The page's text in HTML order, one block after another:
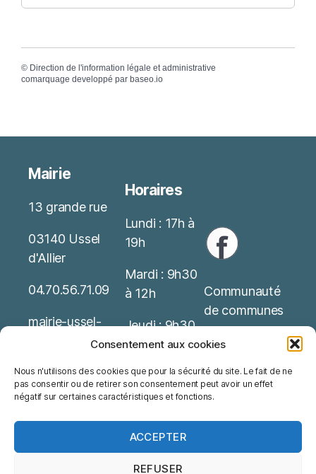
Consentement aux cookies
Nous n'utilisons des cookies que pour la sécurité du site. Le fait de ne
pas consentir ou de retirer son consentement peut avoir un effet
négatif sur certaines caractéristiques et fonctions.
ACCEPTER
REFUSER
© Direction de l'information légale et administrative
comarquage developpé par baseo.io
Mairie
13 grande rue
03140 Ussel
d'Allier
04.70.56.71.09
mairie-ussel-
allier(at)wanado
Mentions
Horaires
Lundi : 17h à
19h
Mardi : 9h30
à 12h
Jeudi : 9h30
à 12h
Possibilité de
rendez-vous
Communauté
de communes
Service Public
Office de
tourisme